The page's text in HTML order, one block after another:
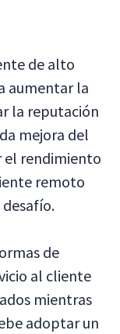
de alto
aumentar la
la reputación
mejora del
el rendimiento
remoto
de
al cliente
mientras
adoptar un